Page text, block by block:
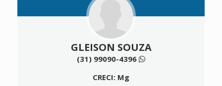
GLEISON SOUZA
(31) 99090-4396
CRECI: Mg